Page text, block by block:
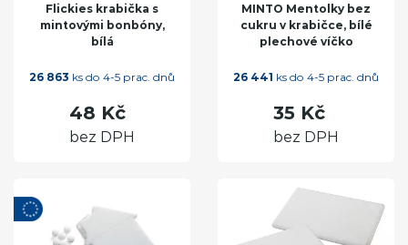
Flickies krabička s
mintovými bonbóny,
bílá
26 863 ks do 4-5 prac. dnů
48 Kč
bez DPH
MINTO Mentolky bez
cukru v krabičce, bílé
plechové víčko
26 441 ks do 4-5 prac. dnů
35 Kč
bez DPH